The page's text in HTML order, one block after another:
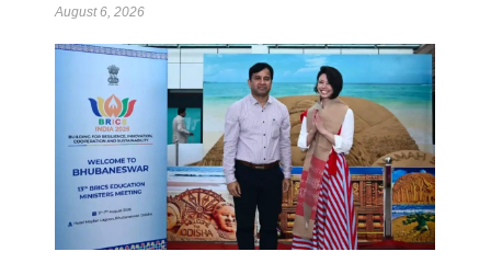
August 6, 2026